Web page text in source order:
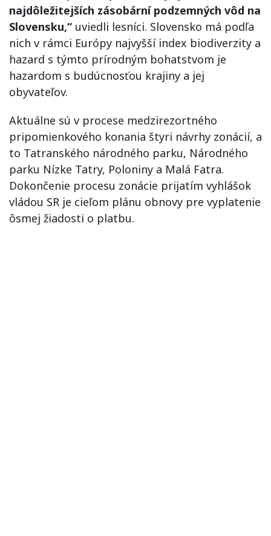
najdôležitejších zásobární podzemných vôd na
Slovensku,“ uviedli lesníci. Slovensko má podľa
nich v rámci Európy najvyšší index biodiverzity a
hazard s týmto prírodným bohatstvom je
hazardom s budúcnosťou krajiny a jej
obyvateľov.
Aktuálne sú v procese medzirezortného
pripomienkového konania štyri návrhy zonácií, a
to Tatranského národného parku, Národného
parku Nízke Tatry, Poloniny a Malá Fatra.
Dokončenie procesu zonácie prijatím vyhlášok
vládou SR je cieľom plánu obnovy pre vyplatenie
ôsmej žiadosti o platbu.